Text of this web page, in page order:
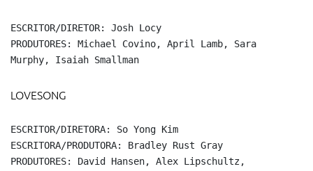
ESCRITOR/DIRETOR: Josh Locy
PRODUTORES: Michael Covino, April Lamb, Sara
Murphy, Isaiah Smallman
LOVESONG
ESCRITOR/DIRETORA: So Yong Kim
ESCRITORA/PRODUTORA: Bradley Rust Gray
PRODUTORES: David Hansen, Alex Lipschultz,